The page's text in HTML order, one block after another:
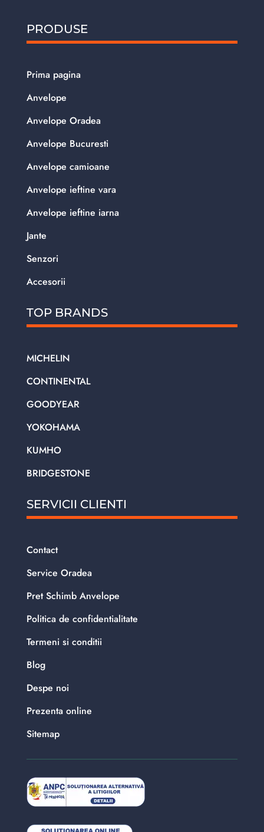
PRODUSE
Prima pagina
Anvelope
Anvelope Oradea
Anvelope Bucuresti
Anvelope camioane
Anvelope ieftine vara
Anvelope ieftine iarna
Jante
Senzori
Accesorii
TOP BRANDS
MICHELIN
CONTINENTAL
GOODYEAR
YOKOHAMA
KUMHO
BRIDGESTONE
SERVICII CLIENTI
Contact
Service Oradea
Pret Schimb Anvelope
Politica de confidentialitate
Termeni si conditii
Blog
Despe noi
Prezenta online
Sitemap